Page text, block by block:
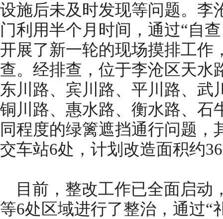
设施后未及时发现等问题。李
门利用半个月时间，通过“自
开展了新一轮的现场摸排工作
查。经排查，位于李沧区天水
东川路、宾川路、平川路、武
铜川路、惠水路、衡水路、石
同程度的绿篱遮挡通行问题，
交车站6处，计划改造面积约
目前，整改工作已全面启动
等6处区域进行了整治，通过“